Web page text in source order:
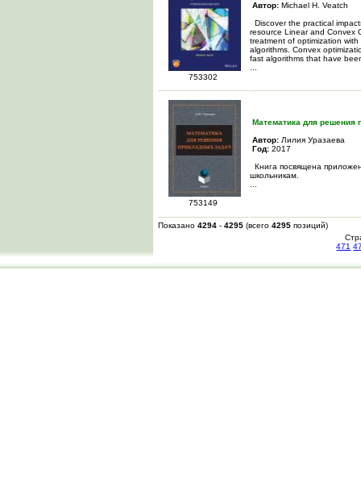
753302
Автор: Michael H. Veatch
Discover the practical
resource Linear and Convex
treatment of optimization
algorithms. Convex
fast algorithms that have
753149
Математика для решения
Автор: Лилия Уразаева
Год: 2017
Книга посвящена
школьникам.
Показано 4294 - 4295 (всего 4295 позиций)
471